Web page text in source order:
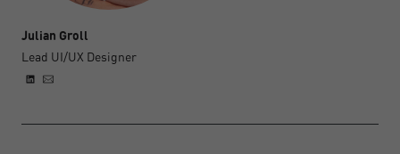
Julian Groll
Lead UI/UX Designer